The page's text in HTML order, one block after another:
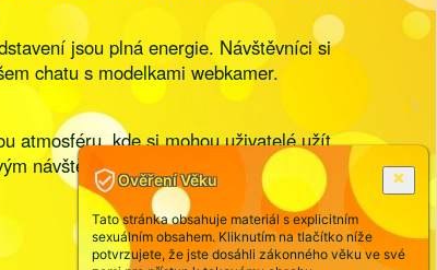
jsou plná energie. Návštěvníci si
chatu s modelkami webkamer.
atmosféru, kde si mohou uživatelé užít
návštěvníkům.
Ověření Věku
Tato stránka obsahuje materiál s explicitním
sexuálním obsahem. Kliknutím na tlačítko níže
potvrzujete, že jste dosáhli zákonného věku ve své